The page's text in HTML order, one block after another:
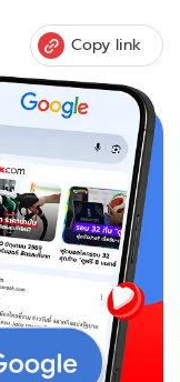
Copy link